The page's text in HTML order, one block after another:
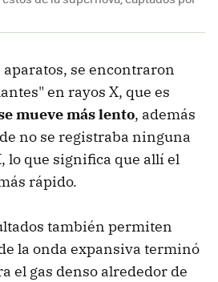
aparatos, se encontraron
en rayos X, que es
mueve más lento, además
no se registraba ninguna
lo que significa que allí el
rápido.
también permiten
la onda expansiva terminó
el gas denso alrededor de